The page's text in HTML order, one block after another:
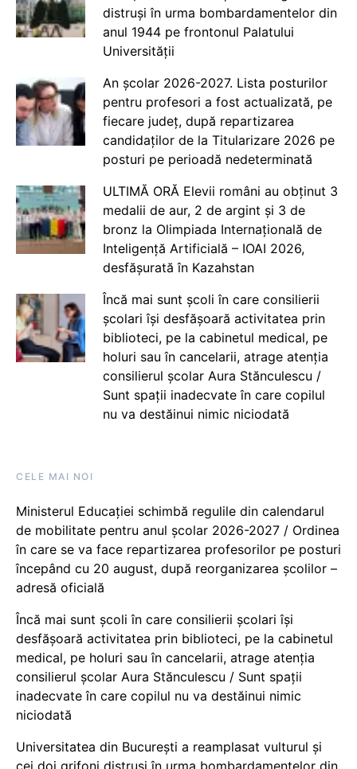
distruși în urma bombardamentelor din
anul 1944 pe frontonul Palatului
Universității
An școlar 2026-2027. Lista posturilor
pentru profesori a fost actualizată, pe
fiecare județ, după repartizarea
candidaților de la Titularizare 2026 pe
posturi pe perioadă nedeterminată
ULTIMĂ ORĂ Elevii români au obținut 3
medalii de aur, 2 de argint și 3 de
bronz la Olimpiada Internațională de
Inteligență Artificială – IOAI 2026,
desfășurată în Kazahstan
Încă mai sunt școli în care consilierii
școlari își desfășoară activitatea prin
biblioteci, pe la cabinetul medical, pe
holuri sau în cancelarii, atrage atenția
consilierul școlar Aura Stănculescu /
Sunt spații inadecvate în care copilul
nu va destăinui nimic niciodată
CELE MAI NOI
Ministerul Educației schimbă regulile din calendarul
de mobilitate pentru anul școlar 2026-2027 / Ordinea
în care se va face repartizarea profesorilor pe posturi
începând cu 20 august, după reorganizarea școlilor –
adresă oficială
Încă mai sunt școli în care consilierii școlari își
desfășoară activitatea prin biblioteci, pe la cabinetul
medical, pe holuri sau în cancelarii, atrage atenția
consilierul școlar Aura Stănculescu / Sunt spații
inadecvate în care copilul nu va destăinui nimic
niciodată
Universitatea din București a reamplasat vulturul și
cei doi grifoni distruși în urma bombardamentelor din